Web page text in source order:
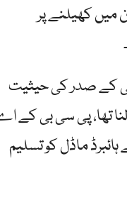
میں کھیلنے پر
کے صدر کی حیثیت
تھا، پی سی بی کے
ماڈل کو تسلیم